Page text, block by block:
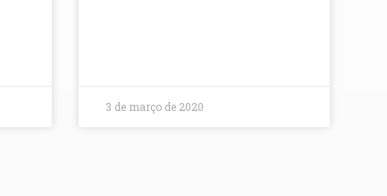
3 de março de 2020